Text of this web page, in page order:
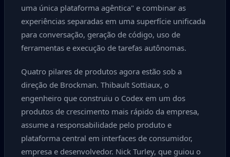
uma única plataforma agêntica" e combinar as
experiências separadas em uma superfície unificada
para conversação, geração de código, uso de
ferramentas e execução de tarefas autônomas.
Quatro pilares de produtos agora estão sob a
direção de Brockman. Thibault Sottiaux, o
engenheiro que construiu o Codex em um dos
produtos de crescimento mais rápido da empresa,
assume a responsabilidade pelo produto e
plataforma central em interfaces de consumidor,
empresa e desenvolvedor. Nick Turley, que guiou o